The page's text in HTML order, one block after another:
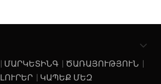
| ՄԱՐԿԵՏԻՆԳ | ԾԱՌԱՅՈՒԹՅՈՒՆ |
ԼՈՒՐԵՐ | ԿԱՊԵՔ ՄԵԶ